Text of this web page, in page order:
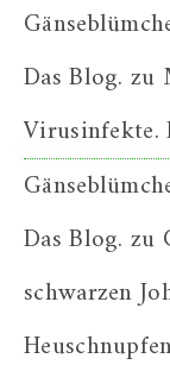
Das Blog. zu
Virusinfekte.
Das Blog. zu
schwarzen